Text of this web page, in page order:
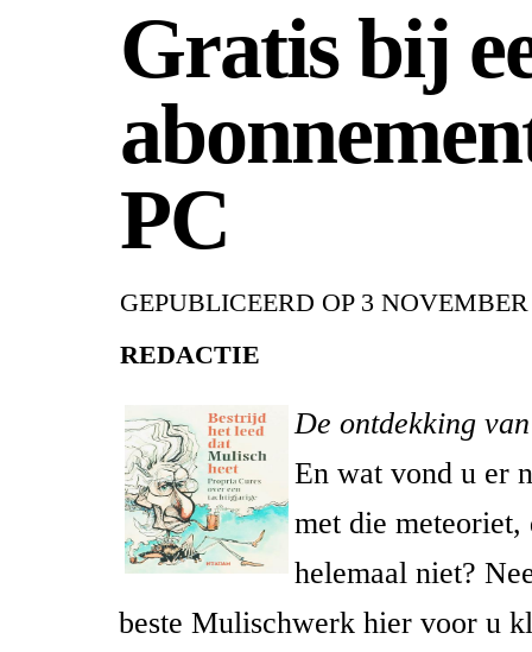
Gratis bij
PC
GEPUBLICEERD OP 3 NOVEMBER
REDACTIE
De ontdekking
En wat vond u er
met die meteoriet,
helemaal niet?
beste Mulischwerk hier voor u